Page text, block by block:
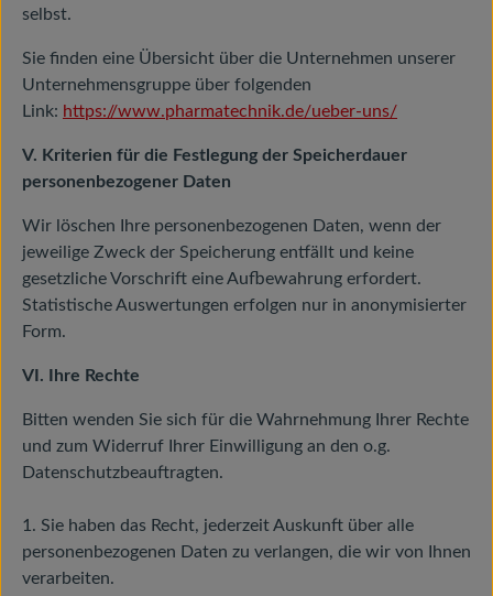
selbst.
Sie finden eine Übersicht über die Unternehmen unserer
Unternehmensgruppe über folgenden
Link: https://www.pharmatechnik.de/ueber-uns/
V. Kriterien für die Festlegung der Speicherdauer
personenbezogener Daten
Wir löschen Ihre personenbezogenen Daten, wenn der
jeweilige Zweck der Speicherung entfällt und keine
gesetzliche Vorschrift eine Aufbewahrung erfordert.
Statistische Auswertungen erfolgen nur in anonymisierter
Form.
VI. Ihre Rechte
Bitten wenden Sie sich für die Wahrnehmung Ihrer Rechte
und zum Widerruf Ihrer Einwilligung an den o.g.
Datenschutzbeauftragten.
1. Sie haben das Recht, jederzeit Auskunft über alle
personenbezogenen Daten zu verlangen, die wir von Ihnen
verarbeiten.